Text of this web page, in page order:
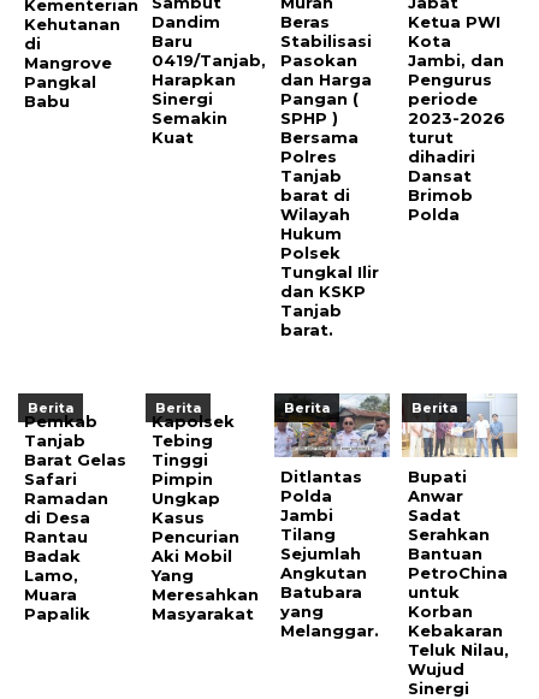
Kementerian
Kehutanan
di
Mangrove
Pangkal
Babu
Dandim
Baru
0419/Tanjab,
Harapkan
Sinergi
Semakin
Kuat
Beras
Stabilisasi
Pasokan
dan Harga
Pangan (
SPHP )
Bersama
Polres
Tanjab
barat di
Wilayah
Hukum
Polsek
Tungkal Ilir
dan KSKP
Tanjab
barat.
Ketua PWI
Kota
Jambi, dan
Pengurus
periode
2023-2026
turut
dihadiri
Dansat
Brimob
Polda
Berita
Pemkab
Tanjab
Barat Gelas
Safari
Ramadan
di Desa
Rantau
Badak
Lamo,
Muara
Papalik
Berita
Kapolsek
Tebing
Tinggi
Pimpin
Ungkap
Kasus
Pencurian
Aki Mobil
Yang
Meresahkan
Masyarakat
Berita
Ditlantas
Polda
Jambi
Tilang
Sejumlah
Angkutan
Batubara
yang
Melanggar.
Berita
Bupati
Anwar
Sadat
Serahkan
Bantuan
PetroChina
untuk
Korban
Kebakaran
Teluk Nilau,
Wujud
Sinergi